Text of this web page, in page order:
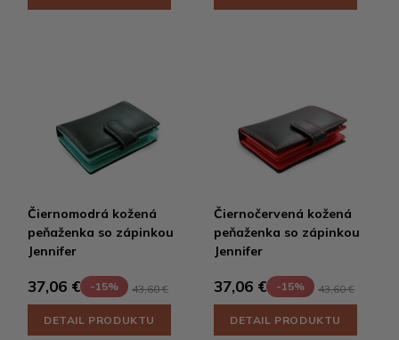
Čiernomodrá kožená
peňaženka so zápinkou
Jennifer
37,06 € -15% 43,60 €
DETAIL PRODUKTU
Čiernočervená kožená
peňaženka so zápinkou
Jennifer
37,06 € -15% 43,60 €
DETAIL PRODUKTU